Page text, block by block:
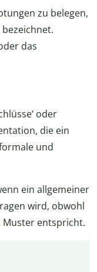
zu belegen,
bezeichnet.
das
oder
die ein
und
ein allgemeiner
wird, obwohl
Muster entspricht.